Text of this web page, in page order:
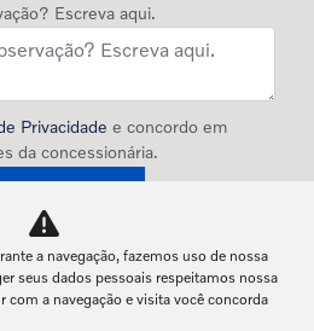
Unidades
Conosco
de Privacidade
Seus Direitos
o outro salva vidas.
a navegação, fazemos uso de nossa
seus dados pessoais respeitamos nossa
com a navegação e visita você concorda